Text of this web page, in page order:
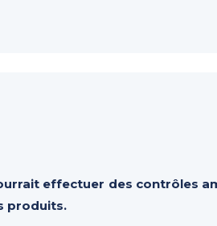
effectuer des contrôles
produits.